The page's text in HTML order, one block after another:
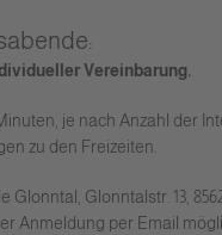
Vereinbarung.
je nach Anzahl der
zu den Freizeiten.
Glonntal, Glonntalstr. 13,
Anmeldung per Email